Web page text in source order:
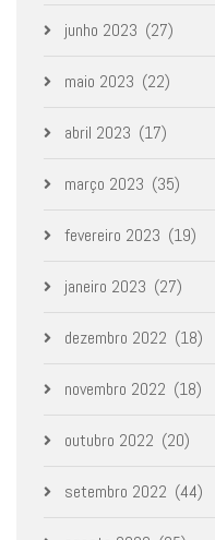
junho 2023 (27)
maio 2023 (22)
abril 2023 (17)
março 2023 (35)
fevereiro 2023 (19)
janeiro 2023 (27)
dezembro 2022 (18)
novembro 2022 (18)
outubro 2022 (20)
setembro 2022 (44)